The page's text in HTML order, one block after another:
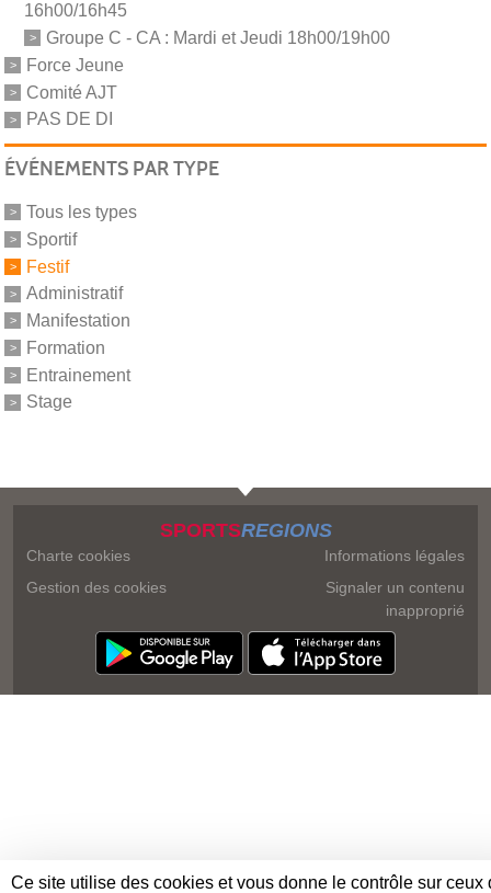
16h00/16h45
Groupe C - CA : Mardi et Jeudi 18h00/19h00
Force Jeune
Comité AJT
PAS DE DI
ÉVÉNEMENTS PAR TYPE
Tous les types
Sportif
Festif
Administratif
Manifestation
Formation
Entrainement
Stage
SPORTSREGIONS
Charte cookies
Gestion des cookies
Informations légales
Signaler un contenu
inapproprié
Ce site utilise des cookies et vous donne le contrôle sur ceux